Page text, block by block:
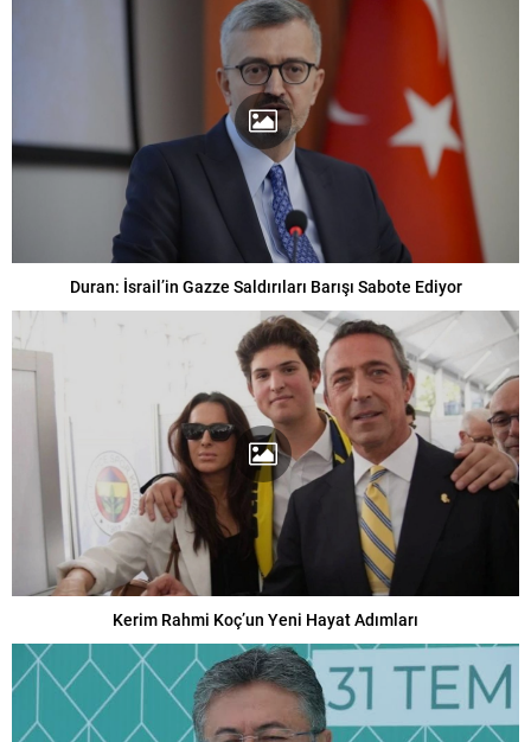
Duran: İsrail’in Gazze Saldırıları Barışı Sabote Ediyor
Kerim Rahmi Koç’un Yeni Hayat Adımları